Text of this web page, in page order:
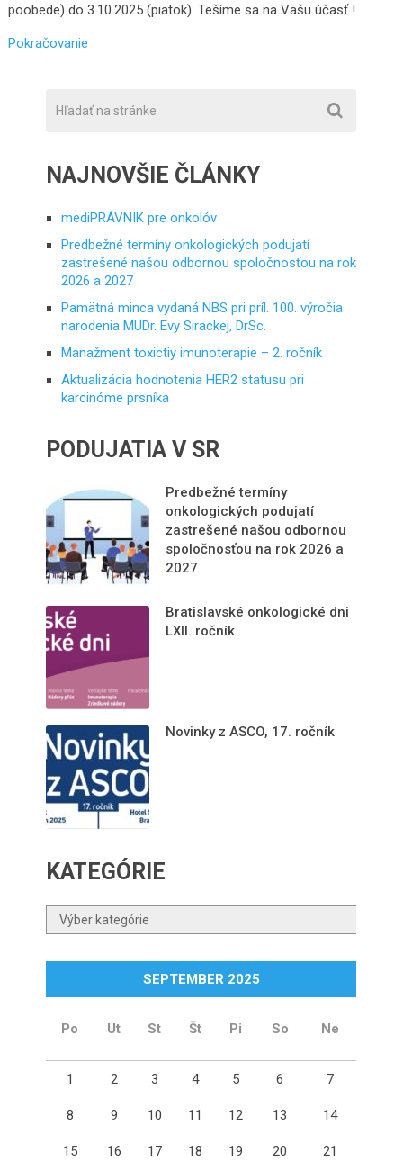
poobede) do 3.10.2025 (piatok). Tešíme sa na Vašu účasť !
Pokračovanie
NAJNOVŠIE ČLÁNKY
mediPRÁVNIK pre onkolóv
Predbežné termíny onkologických podujatí
zastrešené našou odbornou spoločnosťou na rok
2026 a 2027
Pamätná minca vydaná NBS pri príl. 100. výročia
narodenia MUDr. Evy Sirackej, DrSc.
Manažment toxictiy imunoterapie – 2. ročník
Aktualizácia hodnotenia HER2 statusu pri
karcinóme prsníka
PODUJATIA V SR
Predbežné termíny
onkologických podujatí
zastrešené našou odbornou
spoločnosťou na rok 2026 a
2027
Bratislavské onkologické dni
LXII. ročník
Novinky z ASCO, 17. ročník
KATEGÓRIE
Kategórie
SEPTEMBER 2025
Po Ut St Št Pi So Ne
1 2 3 4 5 6 7
8 9 10 11 12 13 14
15 16 17 18 19 20 21